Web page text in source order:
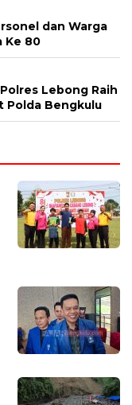
dan Warga
Ke 80
Lebong Raih
Polda Bengkulu